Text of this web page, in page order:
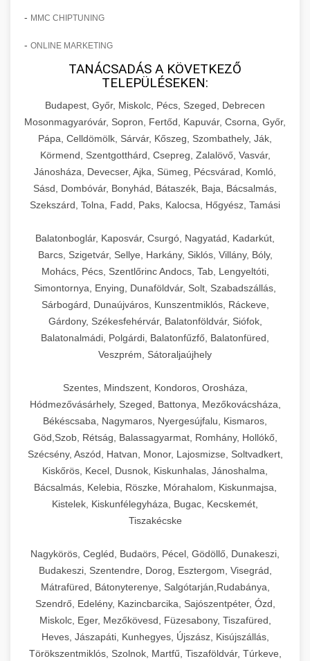
- MMC CHIPTUNING
- ONLINE MARKETING
TANÁCSADÁS A KÖVETKEZŐ
TELEPÜLÉSEKEN:
Budapest, Győr, Miskolc, Pécs, Szeged, Debrecen
Mosonmagyaróvár, Sopron, Fertőd, Kapuvár, Csorna, Győr,
Pápa, Celldömölk, Sárvár, Kőszeg, Szombathely, Ják,
Körmend, Szentgotthárd, Csepreg, Zalalövő, Vasvár,
Jánosháza, Devecser, Ajka, Sümeg, Pécsvárad, Komló,
Sásd, Dombóvár, Bonyhád, Bátaszék, Baja, Bácsalmás,
Szekszárd, Tolna, Fadd, Paks, Kalocsa, Hőgyész, Tamási
Balatonboglár, Kaposvár, Csurgó, Nagyatád, Kadarkút,
Barcs, Szigetvár, Sellye, Harkány, Siklós, Villány, Bóly,
Mohács, Pécs, Szentlőrinc Andocs, Tab, Lengyeltóti,
Simontornya, Enying, Dunaföldvár, Solt, Szabadszállás,
Sárbogárd, Dunaújváros, Kunszentmiklós, Ráckeve,
Gárdony, Székesfehérvár, Balatonföldvár, Siófok,
Balatonalmádi, Polgárdi, Balatonfűzfő, Balatonfüred,
Veszprém, Sátoraljaújhely
Szentes, Mindszent, Kondoros, Orosháza,
Hódmezővásárhely, Szeged, Battonya, Mezőkovácsháza,
Békéscsaba, Nagymaros, Nyergesújfalu, Kismaros,
Göd,Szob, Rétság, Balassagyarmat, Romhány, Hollókő,
Szécsény, Aszód, Hatvan, Monor, Lajosmizse, Soltvadkert,
Kiskőrös, Kecel, Dusnok, Kiskunhalas, Jánoshalma,
Bácsalmás, Kelebia, Röszke, Mórahalom, Kiskunmajsa,
Kistelek, Kiskunfélegyháza, Bugac, Kecskemét,
Tiszakécske
Nagykörös, Cegléd, Budaörs, Pécel, Gödöllő, Dunakeszi,
Budakeszi, Szentendre, Dorog, Esztergom, Visegrád,
Mátrafüred, Bátonyterenye, Salgótarján,Rudabánya,
Szendrő, Edelény, Kazincbarcika, Sajószentpéter, Ózd,
Miskolc, Eger, Mezőkövesd, Füzesabony, Tiszafüred,
Heves, Jászapáti, Kunhegyes, Újszász, Kisújszállás,
Törökszentmiklós, Szolnok, Martfű, Tiszaföldvár, Túrkeve,